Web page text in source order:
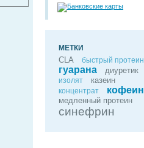
МЕТКИ
CLA быстрый протеин
гуарана диуретик
изолят казеин
концентрат кофеин
медленный протеин
синефрин